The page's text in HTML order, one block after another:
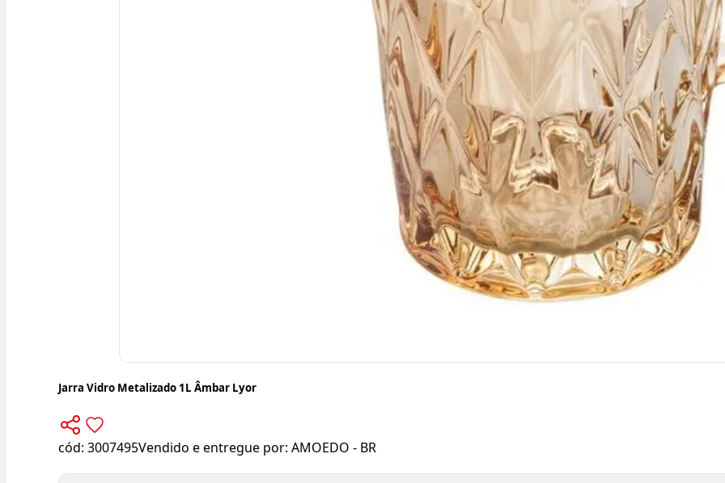
Jarra Vidro Metalizado 1L Âmbar Lyor
cód: 3007495Vendido e entregue por: AMOEDO - BR